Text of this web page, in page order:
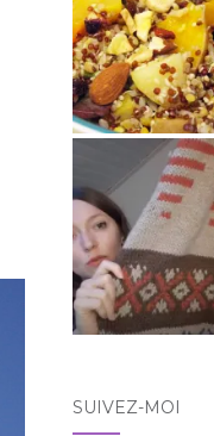
SUIVEZ-MOI